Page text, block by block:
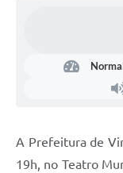
Listagem dos CEPs
A Prefeitura de
19h, no Teatro